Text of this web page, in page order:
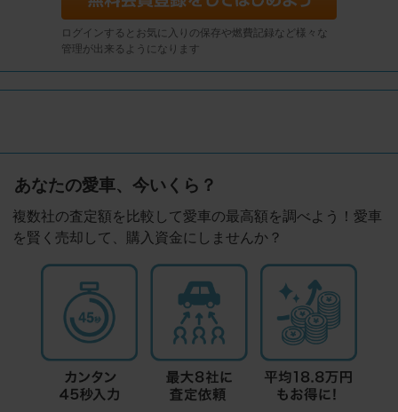
ログインするとお気に入りの保存や燃費記録など様々な
管理が出来るようになります
あなたの愛車、今いくら？
複数社の査定額を比較して愛車の最高額を調べよう！愛車
を賢く売却して、購入資金にしませんか？